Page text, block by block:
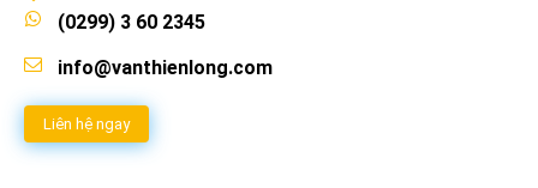
(0299) 3 60 2345
info@vanthienlong.com
Liên hệ ngay